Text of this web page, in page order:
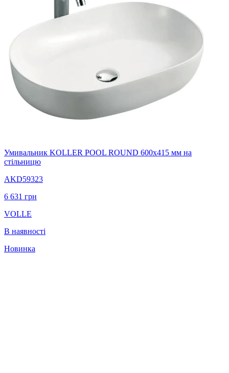
Умивальник KOLLER POOL ROUND 600х415 мм на
стільницю
AKD59323
6 631 грн
VOLLE
В наявності
Новинка